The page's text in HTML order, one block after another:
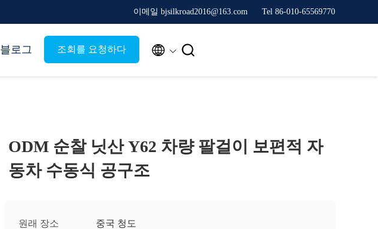
이메일 bjsilkroad2016@163.com Tel 86-010-65569770
블로그 조회를 요청하다  
ODM 순찰 닛산 Y62 차량 팔걸이 보편적 자
동차 수동식 공구조
원래 장소 중국 청도